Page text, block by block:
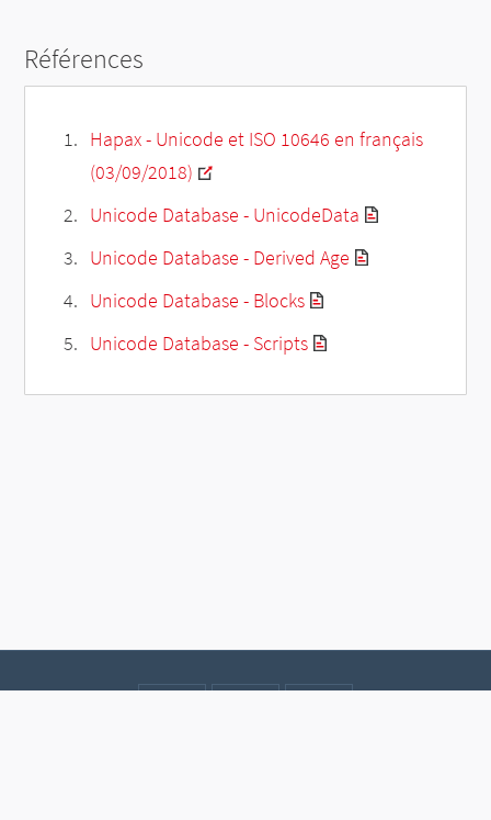
Références
Hapax - Unicode et ISO 10646 en français
(03/09/2018)
Unicode Database - UnicodeData
Unicode Database - Derived Age
Unicode Database - Blocks
Unicode Database - Scripts